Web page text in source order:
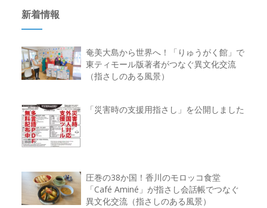
新着情報
奄美大島から世界へ！「りゅうがく館」で
東ティモール版著者がつなぐ異文化交流
（指さしのある風景）
「災害時の支援用指さし」を公開しました
圧巻の38か国！香川のモロッコ食堂
「Café Aminé」が指さし会話帳でつなぐ
異文化交流（指さしのある風景）